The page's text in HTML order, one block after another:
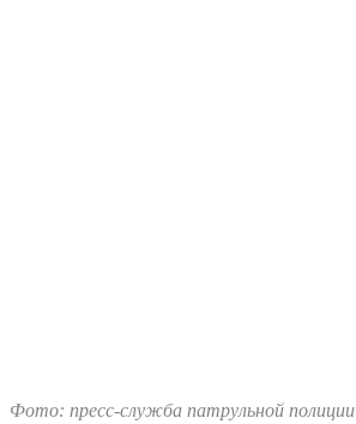
Фото: пресс-служба патрульной полиции